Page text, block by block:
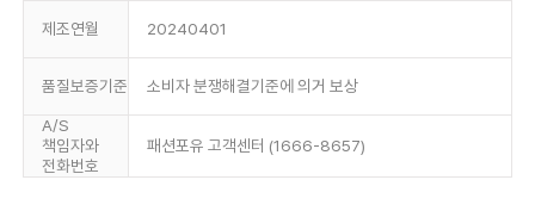
제조연월 20240401
품질보증기준 소비자 분쟁해결기준에 의거 보상
A/S
책임자와
전화번호
패션포유 고객센터 (1666-8657)